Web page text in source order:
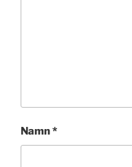
Namn*